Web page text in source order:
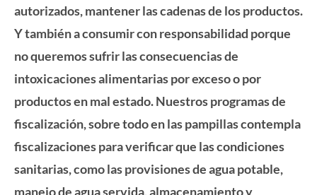
autorizados, mantener las cadenas de los productos.
Y también a consumir con responsabilidad porque
no queremos sufrir las consecuencias de
intoxicaciones alimentarias por exceso o por
productos en mal estado. Nuestros programas de
fiscalización, sobre todo en las pampillas contempla
fiscalizaciones para verificar que las condiciones
sanitarias, como las provisiones de agua potable,
manejo de agua servida, almacenamiento y